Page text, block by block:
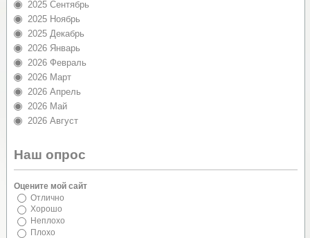
2025 Сентябрь
2025 Ноябрь
2025 Декабрь
2026 Январь
2026 Февраль
2026 Март
2026 Апрель
2026 Май
2026 Август
Наш опрос
Оцените мой сайт
Отлично
Хорошо
Неплохо
Плохо